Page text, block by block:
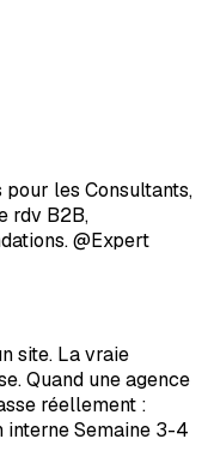
les Consultants,
rdv B2B,
@Expert
site. La vraie
Quand une agence
réellement :
interne Semaine 3-4